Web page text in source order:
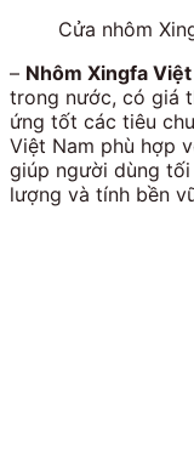
Cửa nhôm
– Nhôm Xingfa Việt
trong nước, có giá
ứng tốt các tiêu
Việt Nam phù hợp
giúp người dùng
lượng và tính bền